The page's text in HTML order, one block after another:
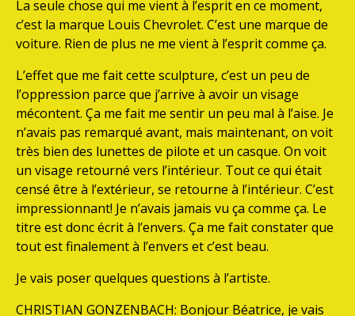
La seule chose qui me vient à l’esprit en ce moment,
c’est la marque Louis Chevrolet. C’est une marque de
voiture. Rien de plus ne me vient à l’esprit comme ça.
L’effet que me fait cette sculpture, c’est un peu de
l’oppression parce que j’arrive à avoir un visage
mécontent. Ça me fait me sentir un peu mal à l’aise. Je
n’avais pas remarqué avant, mais maintenant, on voit
très bien des lunettes de pilote et un casque. On voit
un visage retourné vers l’intérieur. Tout ce qui était
censé être à l’extérieur, se retourne à l’intérieur. C’est
impressionnant! Je n’avais jamais vu ça comme ça. Le
titre est donc écrit à l’envers. Ça me fait constater que
tout est finalement à l’envers et c’est beau.
Je vais poser quelques questions à l’artiste.
CHRISTIAN GONZENBACH: Bonjour Béatrice, je vais